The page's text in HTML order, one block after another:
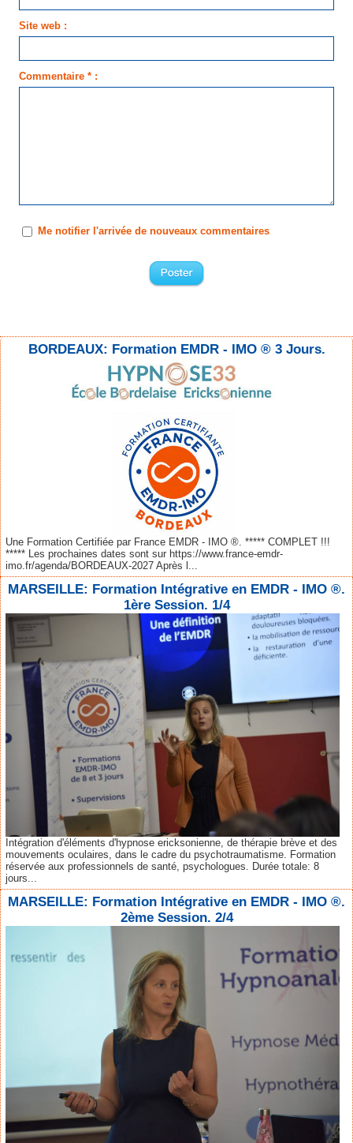
Site web :
Commentaire * :
Me notifier l'arrivée de nouveaux commentaires
BORDEAUX: Formation EMDR - IMO ® 3 Jours.
Une Formation Certifiée par France EMDR - IMO ®. ***** COMPLET !!!
***** Les prochaines dates sont sur https://www.france-emdr-
imo.fr/agenda/BORDEAUX-2027 Après l...
MARSEILLE: Formation Intégrative en EMDR - IMO ®.
1ère Session. 1/4
Intégration d'éléments d'hypnose ericksonienne, de thérapie brève et des
mouvements oculaires, dans le cadre du psychotraumatisme. Formation
réservée aux professionnels de santé, psychologues. Durée totale: 8
jours...
MARSEILLE: Formation Intégrative en EMDR - IMO ®.
2ème Session. 2/4